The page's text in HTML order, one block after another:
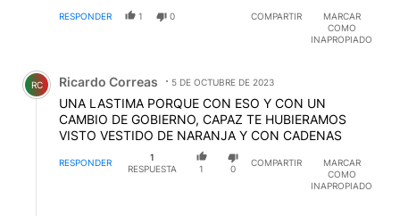
RESPONDER 1 0 COMPARTIR
MARCAR
COMO
INAPROPIADO
Comentario de Ricardo Correas.
RC Ricardo Correas 5 DE OCTUBRE DE 2023
UNA LASTIMA PORQUE CON ESO Y CON UN
CAMBIO DE GOBIERNO, CAPAZ TE HUBIERAMOS
VISTO VESTIDO DE NARANJA Y CON CADENAS
RESPONDER
1
RESPUESTA
1 0
COMPARTIR
MARCAR
COMO
INAPROPIADO